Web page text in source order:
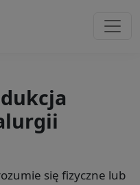
się fizyczne lub